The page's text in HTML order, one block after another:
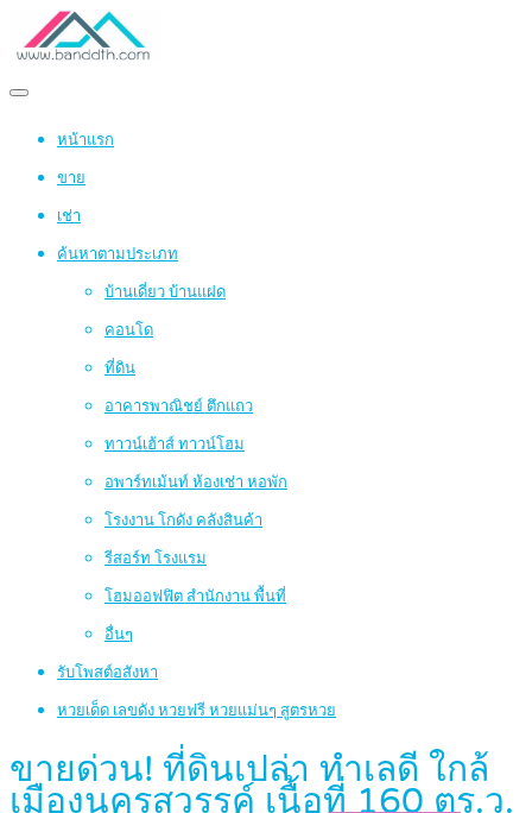
หน้าแรก
ขาย
เช่า
ค้นหาตามประเภท
บ้านเดี่ยว บ้านแฝด
คอนโด
ที่ดิน
อาคารพาณิชย์ ตึกแถว
ทาวน์เฮ้าส์ ทาวน์โฮม
อพาร์ทเม้นท์ ห้องเช่า หอพัก
โรงงาน โกดัง คลังสินค้า
รีสอร์ท โรงแรม
โฮมออฟฟิต สำนักงาน พื้นที่
อื่นๆ
รับโพสต์อสังหา
หวยเด็ด เลขดัง หวยฟรี หวยแม่นๆ สูตรหวย
ขายด่วน! ที่ดินเปล่า ทำเลดี ใกล้
เมืองนครสวรรค์ เนื้อที่ 160 ตร.ว.